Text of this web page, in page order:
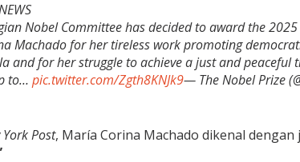
Nobel Committee has decided to award the 2025
Machado for her tireless work promoting
and for her struggle to achieve a just and peaceful
to… pic.twitter.com/Zgth8KNJk9— The Nobel Prize
Post, María Corina Machado dikenal dengan